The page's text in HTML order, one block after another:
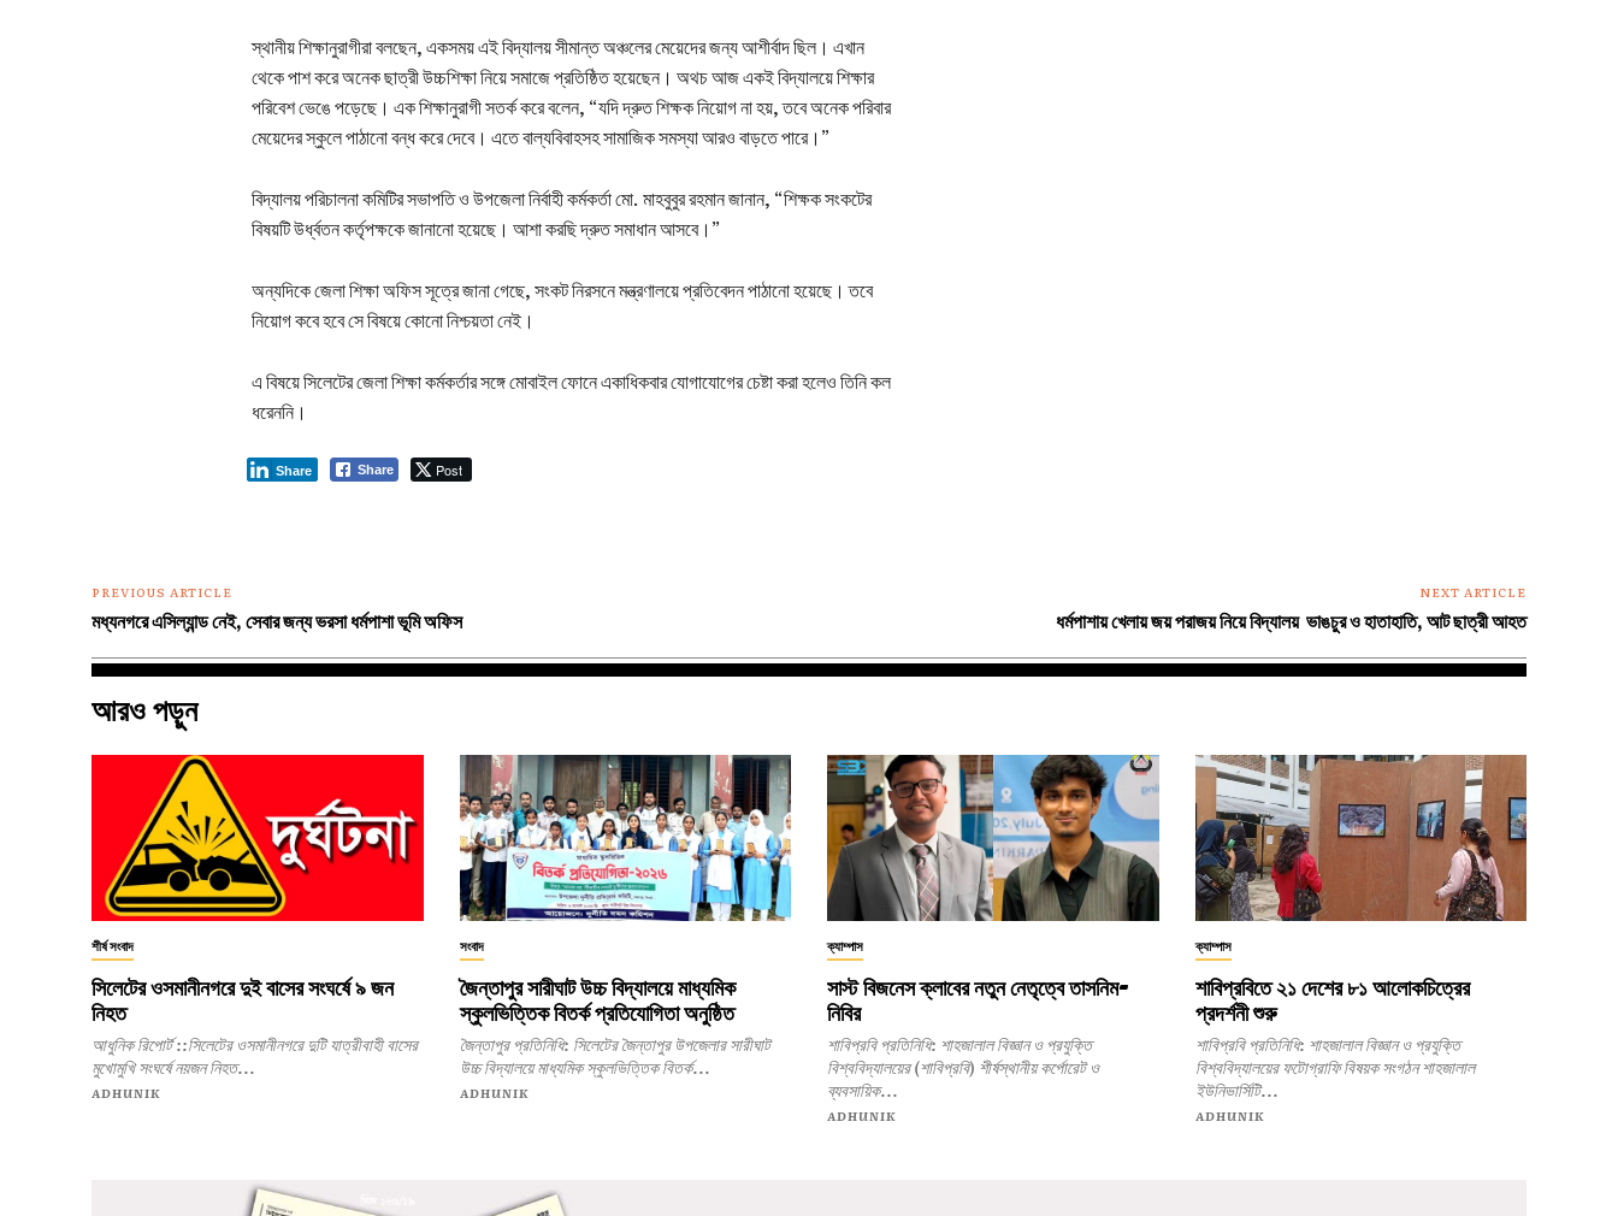
স্থানীয় শিক্ষানুরাগীরা বলছেন, একসময় এই বিদ্যালয় সীমান্ত অঞ্চলের মেয়েদের জন্য আশীর্বাদ ছিল। এখান
থেকে পাশ করে অনেক ছাত্রী উচ্চশিক্ষা নিয়ে সমাজে প্রতিষ্ঠিত হয়েছেন। অথচ আজ একই বিদ্যালয়ে শিক্ষার
পরিবেশ ভেঙে পড়েছে। এক শিক্ষানুরাগী সতর্ক করে বলেন, “যদি দ্রুত শিক্ষক নিয়োগ না হয়, তবে অনেক পরিবার
মেয়েদের স্কুলে পাঠানো বন্ধ করে দেবে। এতে বাল্যবিবাহসহ সামাজিক সমস্যা আরও বাড়তে পারে।”
বিদ্যালয় পরিচালনা কমিটির সভাপতি ও উপজেলা নির্বাহী কর্মকর্তা মো. মাহবুবুর রহমান জানান, “শিক্ষক সংকটের
বিষয়টি উর্ধ্বতন কর্তৃপক্ষকে জানানো হয়েছে। আশা করছি দ্রুত সমাধান আসবে।”
অন্যদিকে জেলা শিক্ষা অফিস সূত্রে জানা গেছে, সংকট নিরসনে মন্ত্রণালয়ে প্রতিবেদন পাঠানো হয়েছে। তবে
নিয়োগ কবে হবে সে বিষয়ে কোনো নিশ্চয়তা নেই।
এ বিষয়ে সিলেটের জেলা শিক্ষা কর্মকর্তার সঙ্গে মোবাইল ফোনে একাধিকবার যোগাযোগের চেষ্টা করা হলেও তিনি কল
ধরেননি।
Share Post
Share
PREVIOUS ARTICLE
মধ্যনগরে এসিল্যান্ড নেই, সেবার জন্য ভরসা ধর্মপাশা ভূমি অফিস
NEXT ARTICLE
ধর্মপাশায় খেলায় জয় পরাজয় নিয়ে বিদ্যালয় ভাঙচুর ও হাতাহাতি, আট ছাত্রী আহত
আরও পড়ুন
শীর্ষ সংবাদ
সিলেটের ওসমানীনগরে দুই বাসের সংঘর্ষে ৯ জন
নিহত
আধুনিক রিপোর্ট ::সিলেটের ওসমানীনগরে দুটি যাত্রীবাহী বাসের
মুখোমুখি সংঘর্ষে নয়জন নিহত...
ADHUNIK
সংবাদ
জৈন্তাপুর সারীঘাট উচ্চ বিদ্যালয়ে মাধ্যমিক
স্কুলভিত্তিক বিতর্ক প্রতিযোগিতা অনুষ্ঠিত
জৈন্তাপুর প্রতিনিধি: সিলেটের জৈন্তাপুর উপজেলার সারীঘাট
উচ্চ বিদ্যালয়ে মাধ্যমিক স্কুলভিত্তিক বিতর্ক...
ADHUNIK
ক্যাম্পাস
সাস্ট বিজনেস ক্লাবের নতুন নেতৃত্বে তাসনিম-
নিবির
শাবিপ্রবি প্রতিনিধি: শাহজালাল বিজ্ঞান ও প্রযুক্তি
বিশ্ববিদ্যালয়ের (শাবিপ্রবি) শীর্ষস্থানীয় কর্পোরেট ও
ব্যবসায়িক...
ADHUNIK
ক্যাম্পাস
শাবিপ্রবিতে ২১ দেশের ৮১ আলোকচিত্রের
প্রদর্শনী শুরু
শাবিপ্রবি প্রতিনিধি: শাহজালাল বিজ্ঞান ও প্রযুক্তি
বিশ্ববিদ্যালয়ের ফটোগ্রাফি বিষয়ক সংগঠন শাহজালাল
ইউনিভার্সিটি...
ADHUNIK